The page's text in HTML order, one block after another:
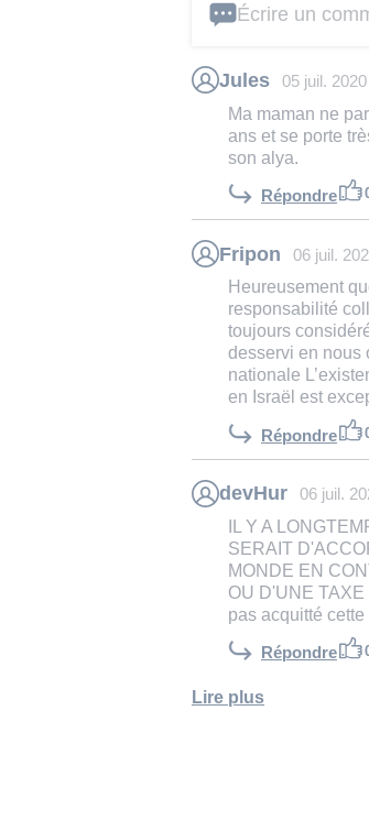
Écrire un
Jules 05 juil. 2020
Ma maman ne
ans et se porte
son alya.
Répondre
Fripon 06 juil.
Heureusement
responsabilité
toujours
desservi en nous
nationale
en Israël est
Répondre
devHur 06 juil.
IL Y A
SERAIT
MONDE EN
OU D'UNE
pas acquitté
Répondre
Lire plus